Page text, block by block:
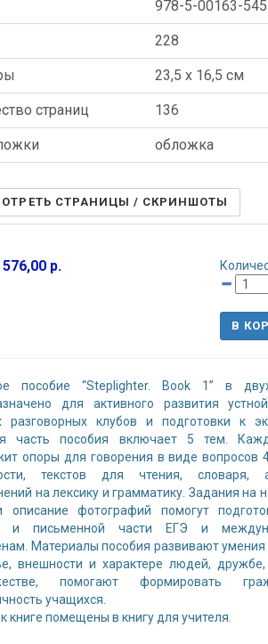
978-5-00163-
228
23,5 x 16,5 см
страниц 136
обложка
СТРАНИЦЫ / СКРИНШОТЫ
р.
В
пособие “Steplighter. Book 1” в
для активного развития
разговорных клубов и подготовки к
часть пособия включает 5 тем.
опоры для говорения в виде вопросов
текстов для чтения, словаря,
на лексику и грамматику. Задания на
описание фотографий помогут
и письменной части ЕГЭ и
Материалы пособия развивают умения
внешности и характере людей,
помогают формировать
учащихся.
книге помещены в книгу для учителя.